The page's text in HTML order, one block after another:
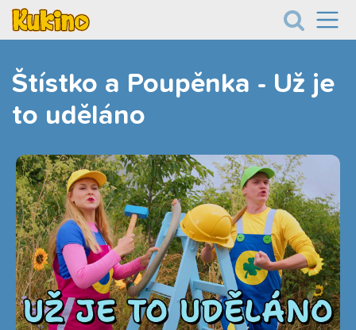
Štístko a Poupěnka - Už je
to uděláno